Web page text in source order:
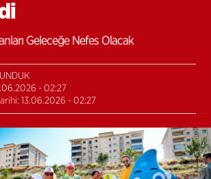
Geleceğe Nefes Olacak
- 02:27
13.06.2026 - 02:27